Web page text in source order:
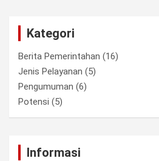
Kategori
Berita Pemerintahan (16)
Jenis Pelayanan (5)
Pengumuman (6)
Potensi (5)
Informasi